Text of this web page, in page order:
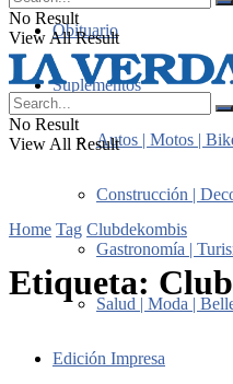
Obituario
Suplementos
Autos | Motos |
Construcción |
Gastronomía |
Salud | Moda |
Edición Impresa
No Result
View All Result
No Result
View All Result
Home Tag Clubdekombis
Etiqueta: